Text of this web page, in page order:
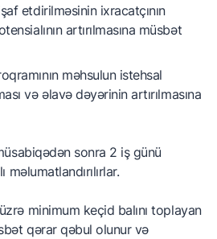
etdirilməsinin ixracatçının
artırılmasına müsbət
məhsulun istehsal
və əlavə dəyərinin artırılmasına
sonra 2 iş günü
minimum keçid balını toplayan
qərar qəbul olunur və